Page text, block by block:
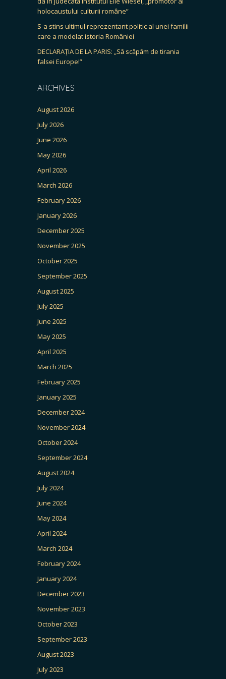
holocaustului culturii române”
S-a stins ultimul reprezentant politic al unei familii
care a modelat istoria României
DECLARAȚIA DE LA PARIS: „Să scăpăm de tirania
falsei Europe!”
ARCHIVES
August 2026
July 2026
June 2026
May 2026
April 2026
March 2026
February 2026
January 2026
December 2025
November 2025
October 2025
September 2025
August 2025
July 2025
June 2025
May 2025
April 2025
March 2025
February 2025
January 2025
December 2024
November 2024
October 2024
September 2024
August 2024
July 2024
June 2024
May 2024
April 2024
March 2024
February 2024
January 2024
December 2023
November 2023
October 2023
September 2023
August 2023
July 2023